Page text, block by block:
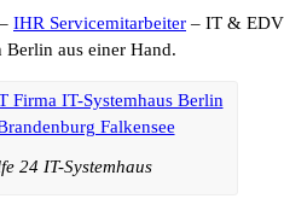
IHR Servicemitarbeiter – IT & EDV
aus einer Hand.
24 IT-Systemhaus